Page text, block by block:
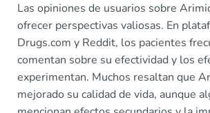
Las opiniones de usuarios sobre
ofrecer perspectivas valiosas. En
Drugs.com y Reddit, los pacientes
comentan sobre su efectividad y los
experimentan. Muchos resaltan que
mejorado su calidad de vida, aunque